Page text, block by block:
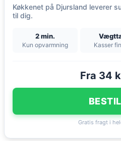
Køkkenet på Djursland leverer
til dig.
2 min.
Kun opvarmning Kasser
Fra 34
Gratis fragt i